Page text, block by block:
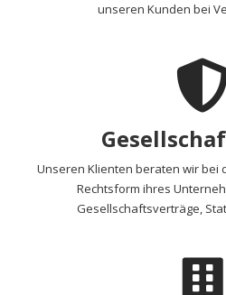
unseren Kunden bei
Unseren Klienten beraten wir bei
Rechtsform ihres
Gesellschaftsverträge,